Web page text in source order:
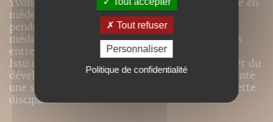
Yvonne Parquer, docteur en médecine, diplômée en
médecine traditionnelle chinoise, s'est formée
pendant plusieurs années à une large approche
médicale, stimulée par les découvertes des liens
entre psyché et soma.
Issu de leur enseignement de la nutripuncture et du
développement de celle-ci, cet ouvrage représente
une synthèse complète des notions propres à cette
discipline.
Tout refuser
Personnaliser
Politique de confidentialité